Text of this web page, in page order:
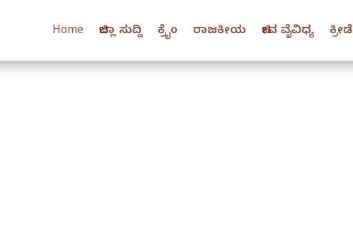
Home ಜಿಲ್ಲಾ ಸುದ್ದಿ ಕ್ರೈಂ ರಾಜಕೀಯ ಜೀವ ವೈವಿಧ್ಯ ಕ್ರೀಡೆ